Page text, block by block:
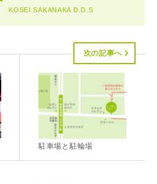
KOSEI SAKANAKA D.D.S
次の記事へ
駐車場と駐輪場